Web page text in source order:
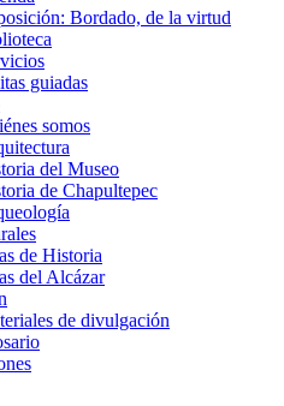
Bordado, de la virtud
guiadas
somos
del Museo
de Chapultepec
de Historia
del Alcázar
de divulgación